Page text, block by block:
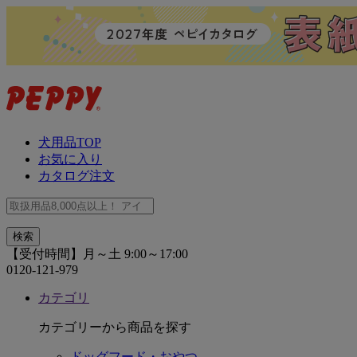
犬用品TOP
お気に入り
カタログ注文
【受付時間】月～土 9:00～17:00
0120-121-979
カテゴリ
カテゴリーから商品を探す